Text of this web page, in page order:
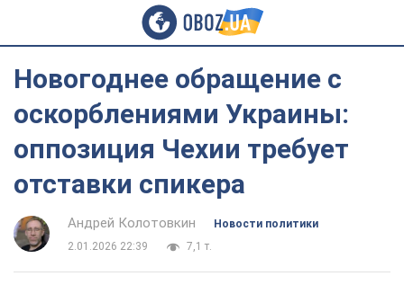
Новогоднее обращение с
оскорблениями Украины:
оппозиция Чехии требует
отставки спикера
Андрей Колотовкин
Новости политики
2.01.2026 22:39
7,1 т.